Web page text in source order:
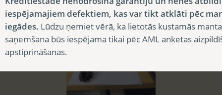
iespējamajiem defektiem, kas var tikt atklāti pēc
iegādes. Lūdzu ņemiet vērā, ka lietotās kustamās
saņemšana būs iespējama tikai pēc AML anketas
apstiprināšanas.